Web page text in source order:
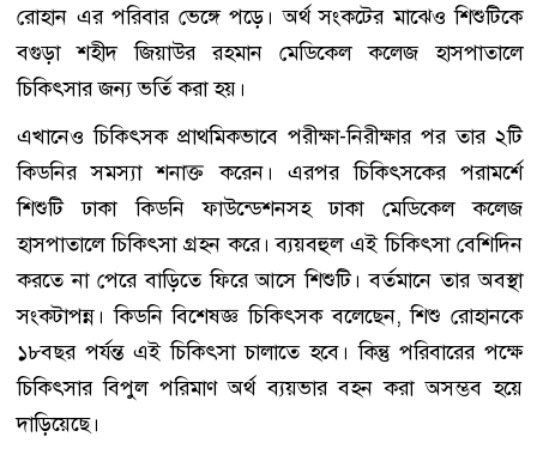
রোহান এর পরিবার ভেঙ্গে পড়ে। অর্থ সংকটের মাঝেও শিশুটিকে
বগুড়া শহীদ জিয়াউর রহমান মেডিকেল কলেজ হাসপাতালে
চিকিৎসার জন্য ভর্তি করা হয়।
এখানেও চিকিৎসক প্রাথমিকভাবে পরীক্ষা-নিরীক্ষার পর তার ২টি
কিডনির সমস্যা শনাক্ত করেন। এরপর চিকিৎসকের পরামর্শে
শিশুটি ঢাকা কিডনি ফাউন্ডেশনসহ ঢাকা মেডিকেল কলেজ
হাসপাতালে চিকিৎসা গ্রহন করে। ব্যয়বহুল এই চিকিৎসা বেশিদিন
করতে না পেরে বাড়িতে ফিরে আসে শিশুটি। বর্তমানে তার অবস্থা
সংকটাপন্ন। কিডনি বিশেষজ্ঞ চিকিৎসক বলেছেন, শিশু রোহানকে
১৮বছর পর্যন্ত এই চিকিৎসা চালাতে হবে। কিন্তু পরিবারের পক্ষে
চিকিৎসার বিপুল পরিমাণ অর্থ ব্যয়ভার বহন করা অসম্ভব হয়ে
দাড়িয়েছে।